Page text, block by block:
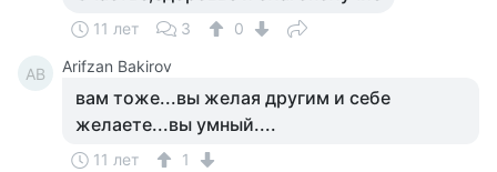
11 лет 3 0
AB Arifzan Bakirov
вам тоже...вы желая другим и себе
желаете...вы умный....
11 лет
1